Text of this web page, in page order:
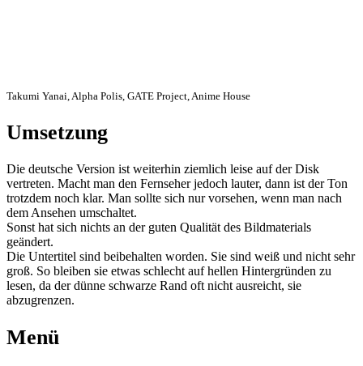
Takumi Yanai, Alpha Polis, GATE Project, Anime House
Umsetzung
Die deutsche Version ist weiterhin ziemlich leise auf der Disk
vertreten. Macht man den Fernseher jedoch lauter, dann ist der Ton
trotzdem noch klar. Man sollte sich nur vorsehen, wenn man nach
dem Ansehen umschaltet.
Sonst hat sich nichts an der guten Qualität des Bildmaterials
geändert.
Die Untertitel sind beibehalten worden. Sie sind weiß und nicht sehr
groß. So bleiben sie etwas schlecht auf hellen Hintergründen zu
lesen, da der dünne schwarze Rand oft nicht ausreicht, sie
abzugrenzen.
Menü